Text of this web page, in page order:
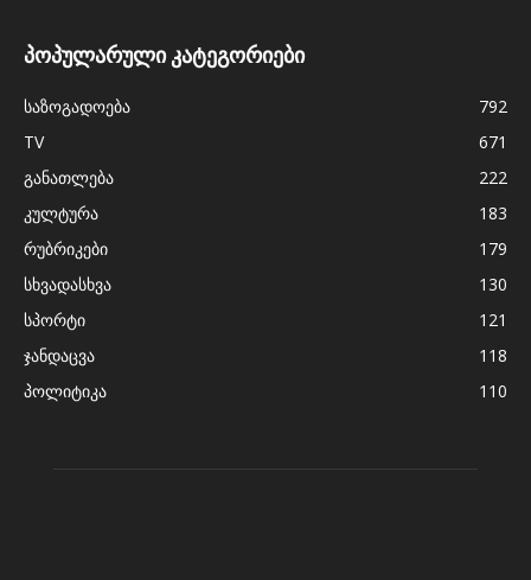
პოპულარული კატეგორიები
საზოგადოება
792
TV
671
განათლება
222
კულტურა
183
რუბრიკები
179
სხვადასხვა
130
სპორტი
121
ჯანდაცვა
118
პოლიტიკა
110